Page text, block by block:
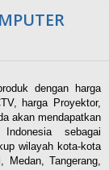
dengan harga
harga Proyektor,
akan mendapatkan
sebagai
wilayah kota-kota
Tangerang,